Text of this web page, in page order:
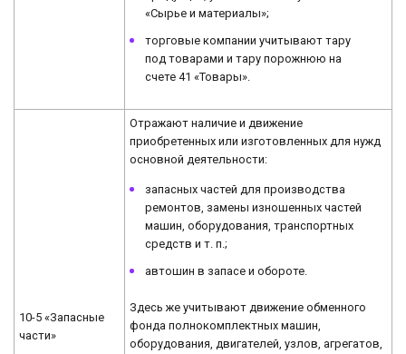
«Сырье и материалы»;
торговые компании учитывают тару
под товарами и тару порожнюю на
счете 41 «Товары».
10-5 «Запасные
части»
Отражают наличие и движение
приобретенных или изготовленных для нужд
основной деятельности:
запасных частей для производства
ремонтов, замены изношенных частей
машин, оборудования, транспортных
средств и т. п.;
автошин в запасе и обороте.
Здесь же учитывают движение обменного
фонда полнокомплектных машин,
оборудования, двигателей, узлов, агрегатов,